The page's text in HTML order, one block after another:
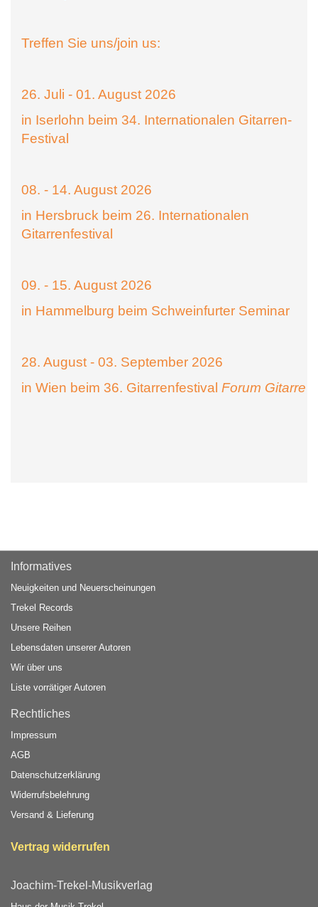
Treffen Sie uns/join us:
26. Juli - 01. August 2026
in Iserlohn beim 34. Internationalen Gitarren-
Festival
08. - 14. August 2026
in Hersbruck beim 26. Internationalen
Gitarrenfestival
09. - 15. August 2026
in Hammelburg beim Schweinfurter Seminar
28. August - 03. September 2026
in Wien beim 36. Gitarrenfestival Forum Gitarre
Informatives
Neuigkeiten und Neuerscheinungen
Trekel Records
Unsere Reihen
Lebensdaten unserer Autoren
Wir über uns
Liste vorrätiger Autoren
Rechtliches
Impressum
AGB
Datenschutzerklärung
Widerrufsbelehrung
Versand & Lieferung
Vertrag widerrufen
Joachim-Trekel-Musikverlag